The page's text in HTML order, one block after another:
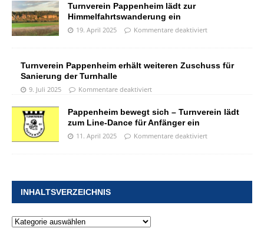
Turnverein Pappenheim lädt zur
Himmelfahrtswanderung ein
19. April 2025 Kommentare deaktiviert
Turnverein Pappenheim erhält weiteren Zuschuss für
Sanierung der Turnhalle
9. Juli 2025 Kommentare deaktiviert
Pappenheim bewegt sich – Turnverein lädt
zum Line-Dance für Anfänger ein
11. April 2025 Kommentare deaktiviert
INHALTSVERZEICHNIS